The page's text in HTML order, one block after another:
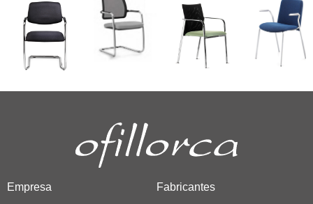
Empresa Fabricantes